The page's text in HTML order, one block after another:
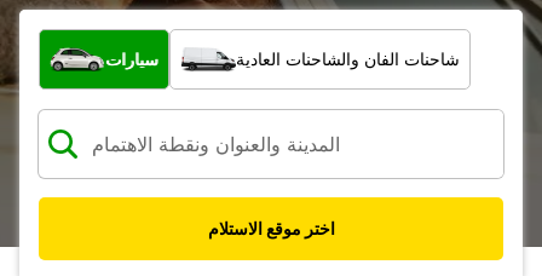
ما نوع المركبة؟
سيارات شاحنات الفان والشاحنات العادية
اختر موقع الاستلام